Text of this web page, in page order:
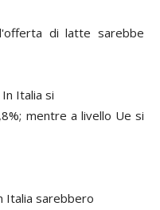
di latte sarebbe
Italia si
mentre a livello Ue si
Italia sarebbero